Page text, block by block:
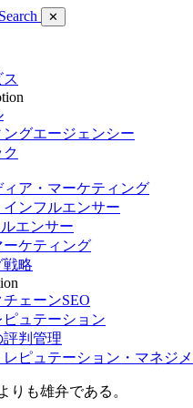
✕
グエージェンシー
ア・マーケティング
ンフルエンサー
エンサー
ーケティング
戦略
ェーンSEO
ュテーション
判管理
レピュテーション・マネジ
りも雄弁である。